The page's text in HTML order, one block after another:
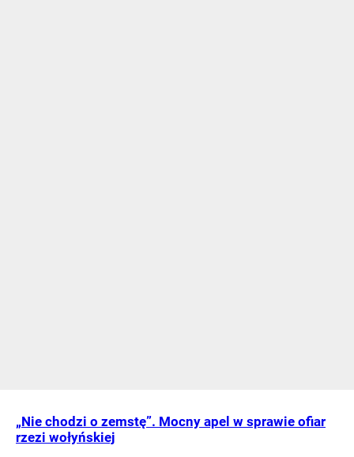
„Nie chodzi o zemstę”. Mocny apel w sprawie ofiar
rzezi wołyńskiej